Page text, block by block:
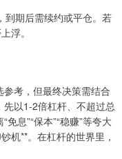
到期后需续约或平仓。若
浮。
考，但最终决策需结合
以1-2倍杠杆、不超过总
息”“保本”“稳赚”等夸大
机**。在杠杆的世界里，